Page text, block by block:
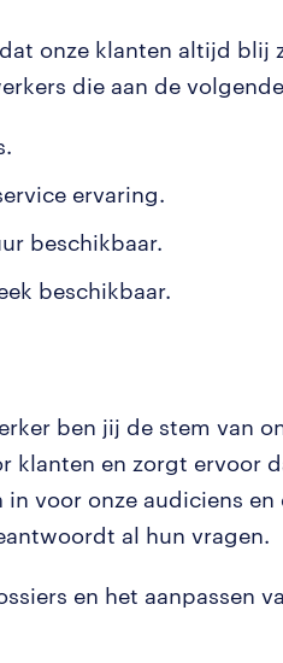
onze klanten altijd blij
die aan de
ervaring.
beschikbaar.
beschikbaar.
ben jij de stem van
klanten en zorgt ervoor
in voor onze audiciens
al hun vragen.
en het aanpassen